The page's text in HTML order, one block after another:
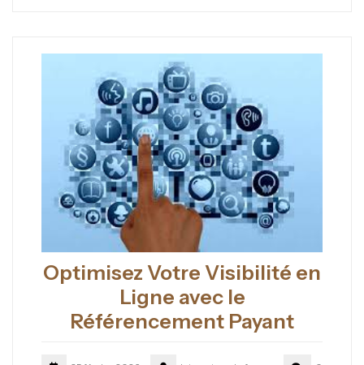
Optimisez Votre Visibilité en
Ligne avec le
Référencement Payant